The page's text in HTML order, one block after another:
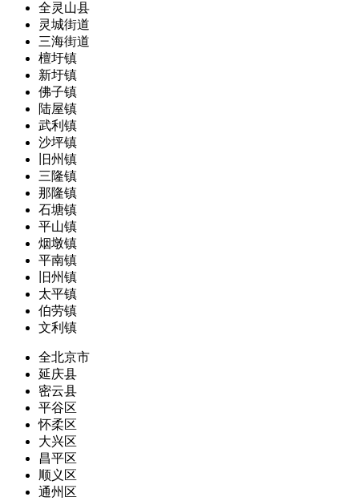
全灵山县
灵城街道
三海街道
檀圩镇
新圩镇
佛子镇
陆屋镇
武利镇
沙坪镇
旧州镇
三隆镇
那隆镇
石塘镇
平山镇
烟墩镇
平南镇
旧州镇
太平镇
伯劳镇
文利镇
全北京市
延庆县
密云县
平谷区
怀柔区
大兴区
昌平区
顺义区
通州区